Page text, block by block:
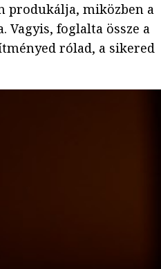
produkálja, miközben a
Vagyis, foglalta össze a
rólad, a sikered